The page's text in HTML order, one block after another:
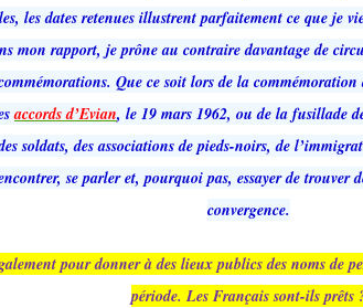
les dates retenues illustrent parfaitement ce que je
mon rapport, je prône au contraire davantage de
Que ce soit lors de la
accords d’Evian, le 19 mars 1962, ou de la fusillade
soldats, des associations de pieds-noirs, de
se parler et, pourquoi pas, essayer de trouver
convergence.
pour donner à des lieux publics des noms de
période. Les Français sont-ils prêts